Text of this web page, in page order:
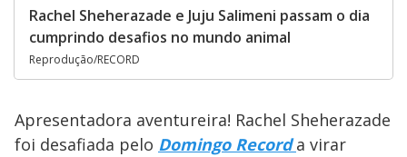
Rachel Sheherazade e Juju Salimeni passam o dia
cumprindo desafios no mundo animal
Reprodução/RECORD
Apresentadora aventureira! Rachel Sheherazade
foi desafiada pelo Domingo Recorda virar